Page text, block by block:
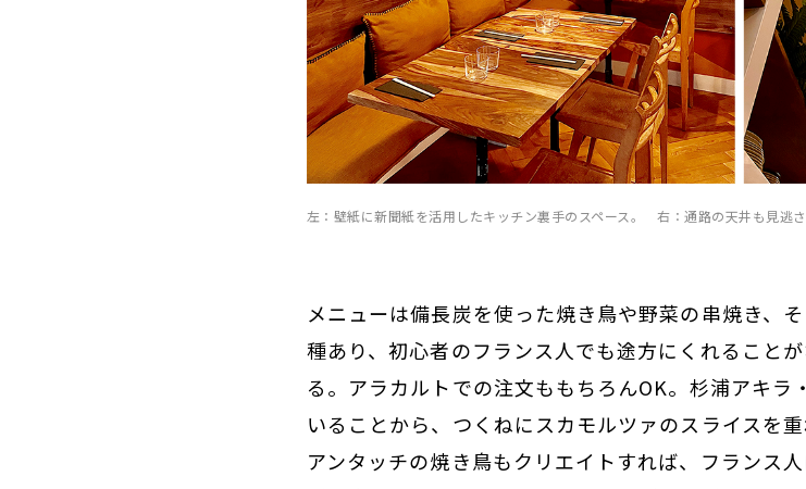
左：壁紙に新聞紙を活用したキッチン裏手のスペース。 右：通路の天井も見
メニューは備長炭を使った焼き鳥や野菜の串焼き、
種あり、初心者のフランス人でも途方にくれること
る。アラカルトでの注文ももちろんOK。杉浦アキラ
いることから、つくねに‍スカモルツァのスライスを
アンタッチの焼き鳥もクリエイトすれば、フランス